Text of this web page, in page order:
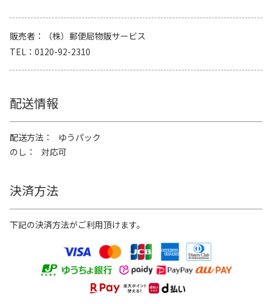
販売者
（株）郵便局物販サービス
TEL
0120-92-2310
配送情報
配送方法
ゆうパック
のし
対応可
決済方法
下記の決済方法がご利用頂けます。